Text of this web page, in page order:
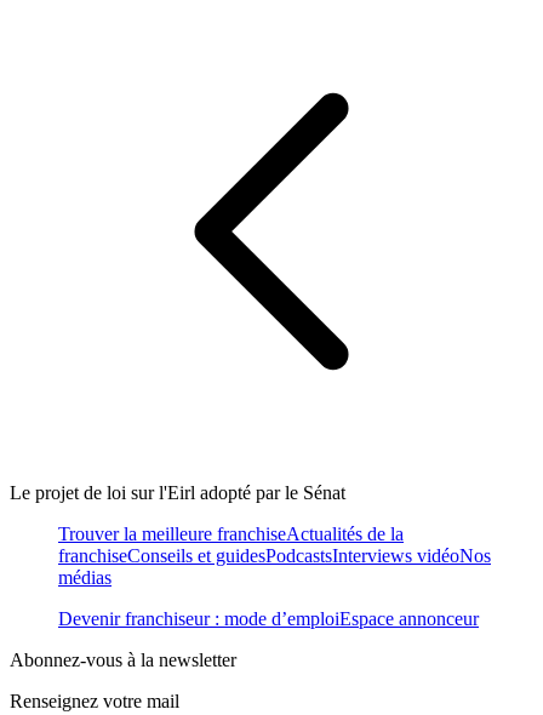
Le projet de loi sur l'Eirl adopté par le Sénat
Trouver la meilleure franchiseActualités de la
franchiseConseils et guidesPodcastsInterviews vidéoNos
médias
Devenir franchiseur : mode d’emploiEspace annonceur
Abonnez-vous à la newsletter
Renseignez votre mail